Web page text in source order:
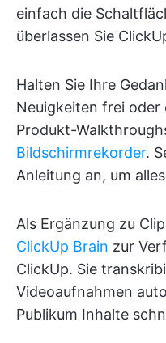
einfach die
überlassen Sie
Halten Sie Ihre
Neuigkeiten frei oder
Produkt-
Bildschirmrekorder.
Anleitung an, um
Als Ergänzung zu
ClickUp Brain zur
ClickUp. Sie
Videoaufnahmen
Publikum Inhalte